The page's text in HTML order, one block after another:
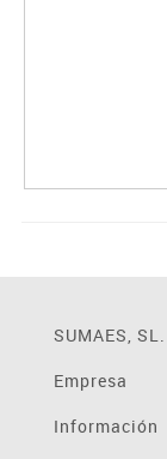
SUMAES, SL.
Empresa
Información